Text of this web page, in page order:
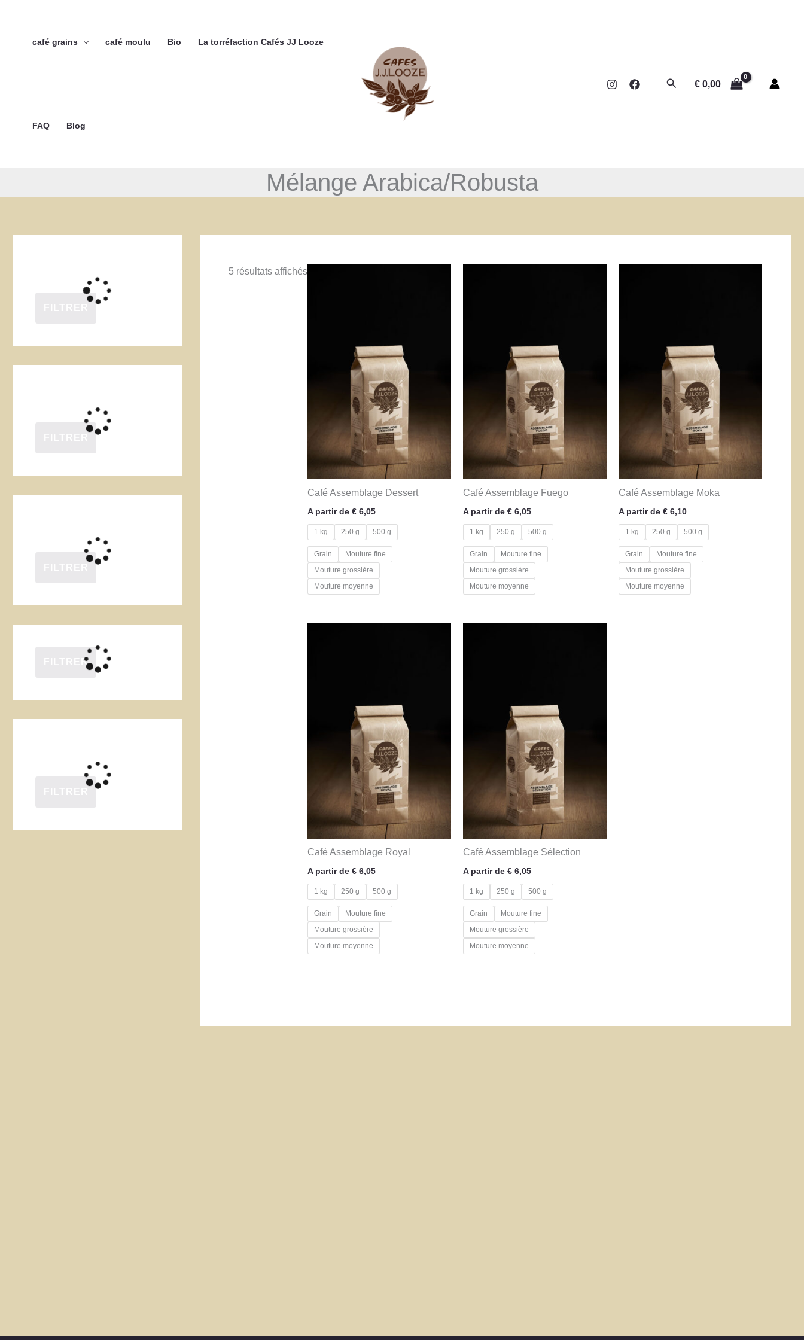
café grains café moulu Bio La torréfaction Cafés JJ Looze
FAQ Blog
Rechercher
€0,00
Mélange Arabica/Robusta
FILTRER
5 résultats affichés
Café Assemblage Dessert
A partir de € 6,05
1 kg 250 g 500 g
Grain
Mouture fine
Mouture grossière
Mouture moyenne
Café Assemblage Fuego
A partir de € 6,05
1 kg 250 g 500 g
Grain
Mouture fine
Mouture grossière
Mouture moyenne
Café Assemblage Moka
A partir de € 6,10
1 kg 250 g 500 g
Grain
Mouture fine
Mouture grossière
Mouture moyenne
Café Assemblage Royal
A partir de € 6,05
1 kg 250 g 500 g
Grain
Mouture fine
Mouture grossière
Mouture moyenne
Café Assemblage Sélection
A partir de € 6,05
1 kg 250 g 500 g
Grain
Mouture fine
Mouture grossière
Mouture moyenne